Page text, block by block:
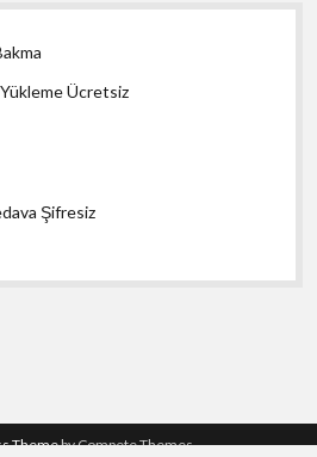
Ücretsiz
Şifresiz
Themeby Compete Themes.